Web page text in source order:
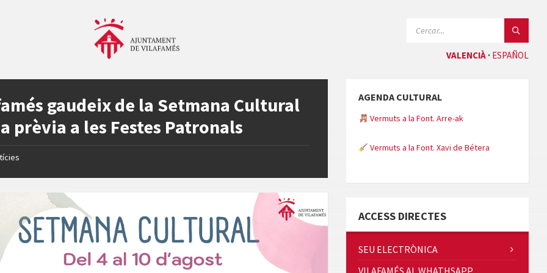
VALENCIÀ ESPAÑOL
gaudeix de la Setmana Cultural
prèvia a les Festes Patronals
AGENDA CULTURAL
Vermuts a la Font. Arre-ak
Vermuts a la Font. Xavi de Bétera
ACCESS DIRECTES
SEU ELECTRÒNICA